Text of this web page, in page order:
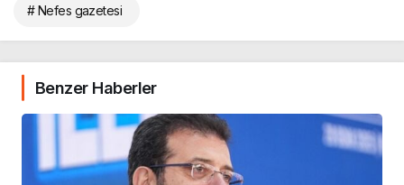
# Nefes gazetesi
Benzer Haberler